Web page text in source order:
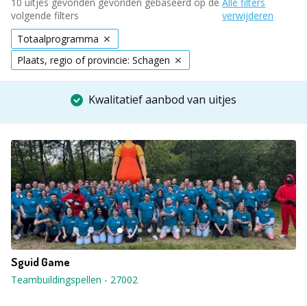
volgende filters
verwijderen
Totaalprogramma
Plaats, regio of provincie: Schagen
Kwalitatief aanbod van uitjes
Sguid Game
Teambuildingspellen - 27002